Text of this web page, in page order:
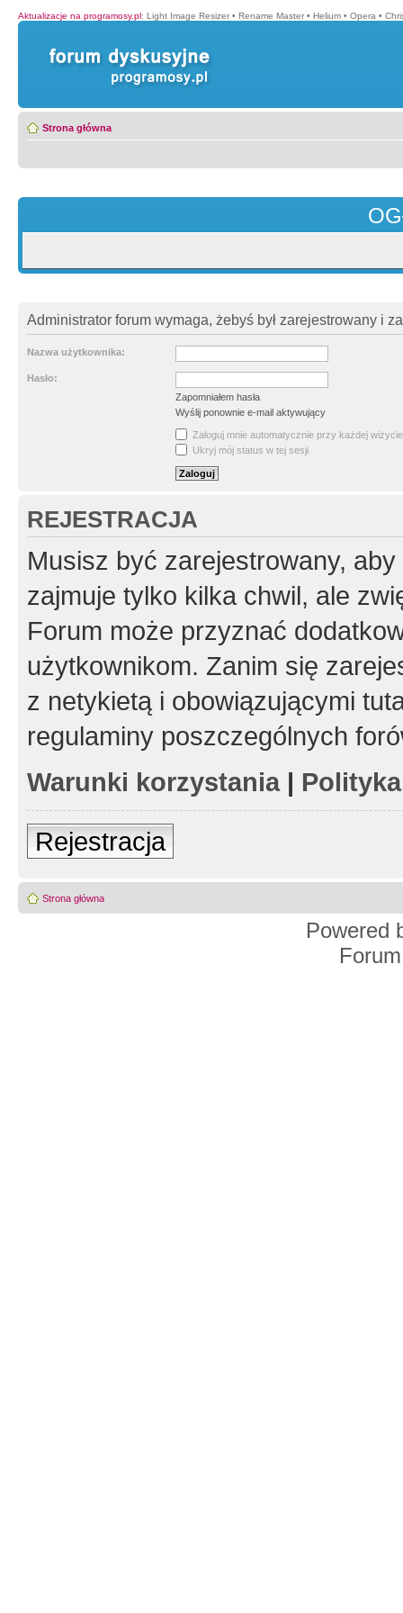
Aktualizacje na programosy.pl: Light Image Resizer • Rename Master • Helium • Opera •
Strona główna
Administrator forum wymaga, żebyś był zarejestrowany i
Nazwa użytkownika:
Hasło:
Zapomniałem hasła
Wyślij ponownie e-mail aktywujący
Zaloguj mnie automatycznie przy każdej wizycie
Ukryj mój status w tej sesji
REJESTRACJA
Musisz być zarejestrowany,
zajmuje tylko kilka chwil, ale
Forum może przyznać
użytkownikom. Zanim się
z netykietą i obowiązującymi
regulaminy poszczególnych
Warunki korzystania|
Rejestracja
Strona główna
Powered